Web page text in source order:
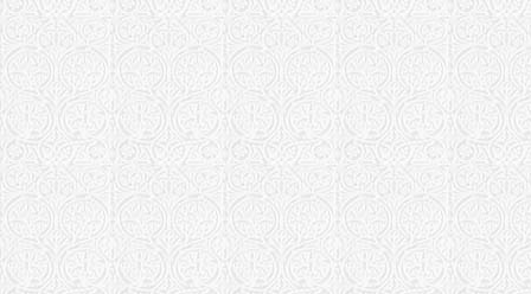
Храм иконы
епархия)
Домовый
"Всецарица"